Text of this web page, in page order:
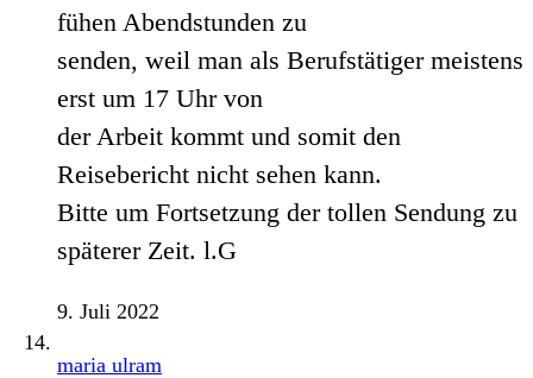
fühen Abendstunden zu
senden, weil man als Berufstätiger meistens
erst um 17 Uhr von
der Arbeit kommt und somit den
Reisebericht nicht sehen kann.
Bitte um Fortsetzung der tollen Sendung zu
späterer Zeit. l.G
9. Juli 2022
maria ulram